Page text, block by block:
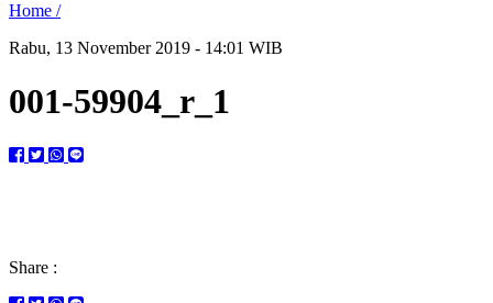
Home /
Rabu, 13 November 2019 - 14:01 WIB
001-59904_r_1
Share :